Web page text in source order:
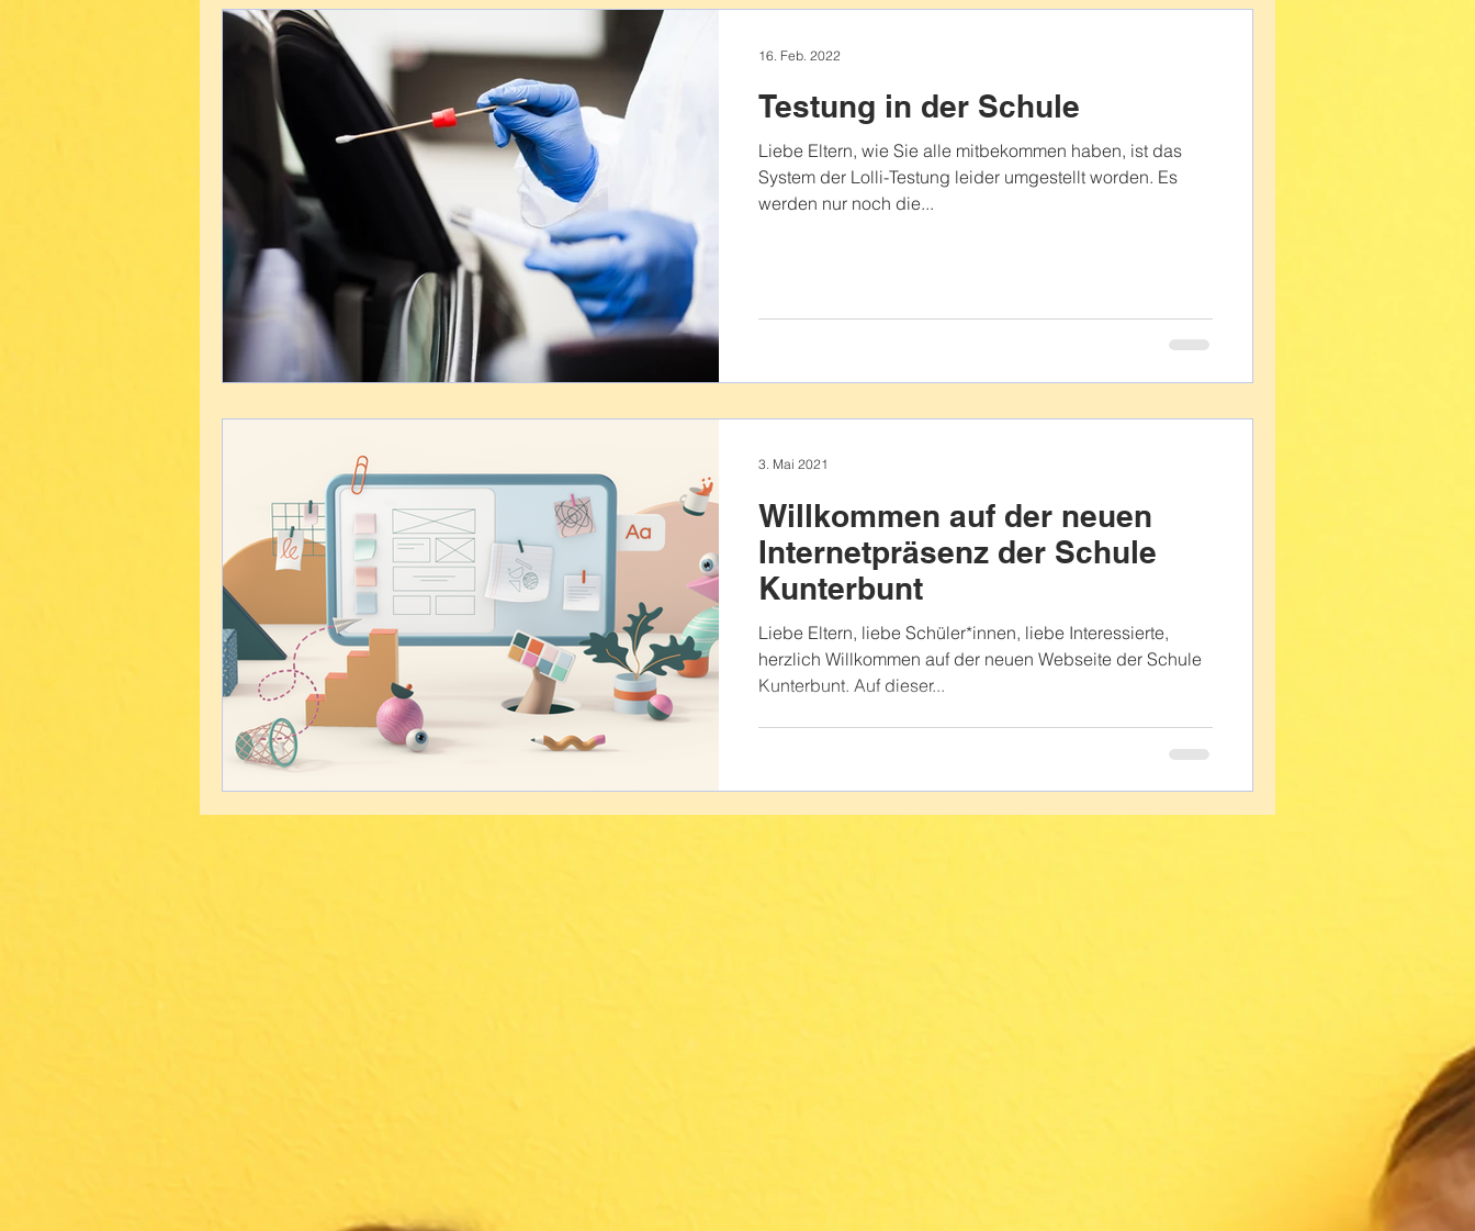
Testung in der Schule
Liebe Eltern, wie Sie alle mitbekommen haben, ist das
System der Lolli-Testung leider umgestellt worden. Es
werden nur noch die...
16. Feb. 2022
Willkommen auf der neuen
Internetpräsenz der Schule
Kunterbunt
Liebe Eltern, liebe Schüler*innen, liebe Interessierte,
herzlich Willkommen auf der neuen Webseite der Schule
Kunterbunt. Auf dieser...
3. Mai 2021